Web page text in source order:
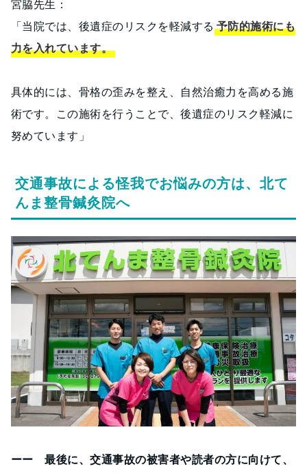
宮脇先生：
「当院では、後遺症のリスクを軽減する 予防的施術にも
力を入れています。
具体的には、骨格の歪みを整え、自然治癒力を高める施
術です。この施術を行うことで、後遺症のリスク軽減に
努めています」
交通事故による怪我でお悩みの方は、北て
んま整骨鍼灸院へ
ーー 最後に、交通事故の被害者や読者の方に向けて、